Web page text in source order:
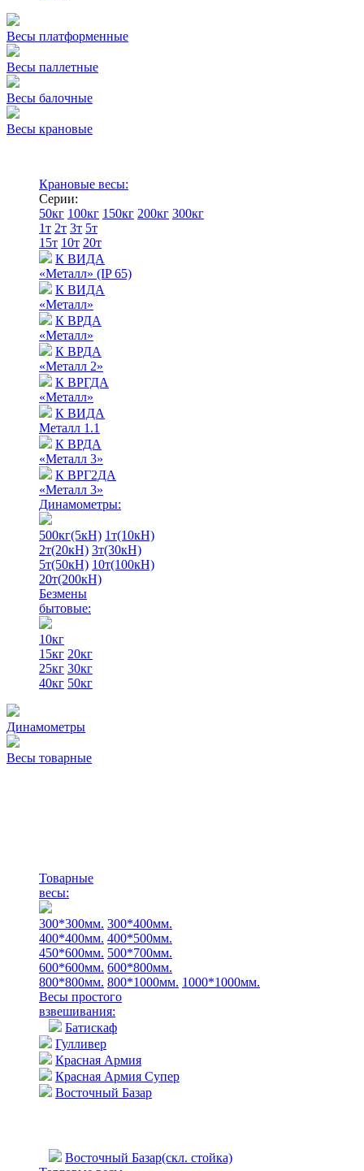
Весы платформенные
Весы паллетные
Весы балочные
Весы крановые
Крановые весы:
Серии:
50кг 100кг 150кг 200кг 300кг
1т 2т 3т 5т
15т 10т 20т
К ВИДА
«Металл» (IP 65)
К ВИДА
«Металл»
К ВРДА
«Металл»
К ВРДА
«Металл 2»
К ВРГДА
«Металл»
К ВИДА
Металл 1.1
К ВРДА
«Металл 3»
К ВРГ2ДА
«Металл 3»
Динамометры:
500кг(5кН) 1т(10кН)
2т(20кН) 3т(30кН)
5т(50кН) 10т(100кН)
20т(200кН)
Безмены
бытовые:
10кг
15кг 20кг
25кг 30кг
40кг 50кг
Динамометры
Весы товарные
Товарные
весы:
300*300мм. 300*400мм.
400*400мм. 400*500мм.
450*600мм. 500*700мм.
600*600мм. 600*800мм.
800*800мм. 800*1000мм. 1000*1000мм.
Весы простого
взвешивания:
Батискаф
Гулливер
Красная Армия
Красная Армия Супер
Восточный Базар
Восточный Базар(скл. стойка)